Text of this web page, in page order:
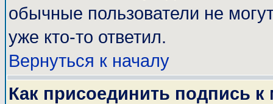
обычные пользователи не
уже кто-то ответил.
Вернуться к началу
Как присоединить подпись